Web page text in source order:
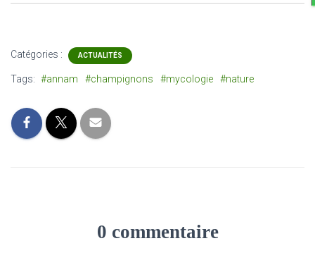
Catégories : ACTUALITÉS
Tags: #annam #champignons #mycologie #nature
0 commentaire